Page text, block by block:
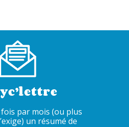
fois par mois (ou plus
un résumé de